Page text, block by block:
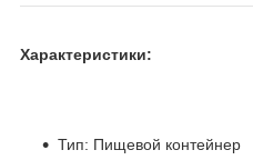
Характеристики:
Тип: Пищевой контейнер